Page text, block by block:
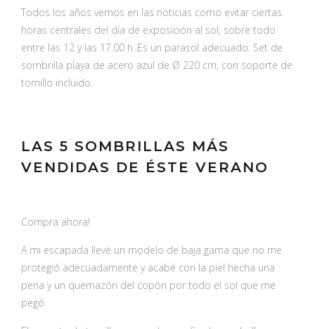
Todos los años vemos en las noticias como evitar ciertas
horas centrales del día de exposición al sol, sobre todo
entre las 12 y las 17.00 h..Es un parasol adecuado. Set de
sombrilla playa de acero azul de Ø 220 cm, con soporte de
tornillo incluido.
LAS 5 SOMBRILLAS MÁS
VENDIDAS DE ÉSTE VERANO
Compra ahora!
A mi escapada llevé un modelo de baja gama que no me
protegió adecuadamente y acabé con la piel hecha una
pena y un quemazón del copón por todo el sol que me
pegó.